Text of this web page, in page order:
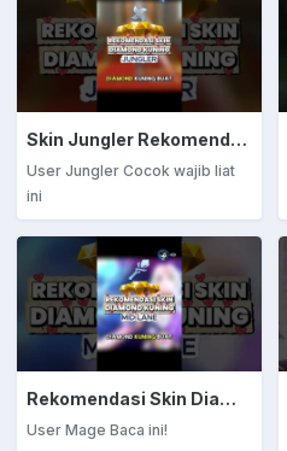
Skin Jungler Rekomendasi Diamond Kuning
User Jungler Cocok wajib liat
ini
Rekomendasi Skin Diamond Kuning: Mage
User Mage Baca ini!